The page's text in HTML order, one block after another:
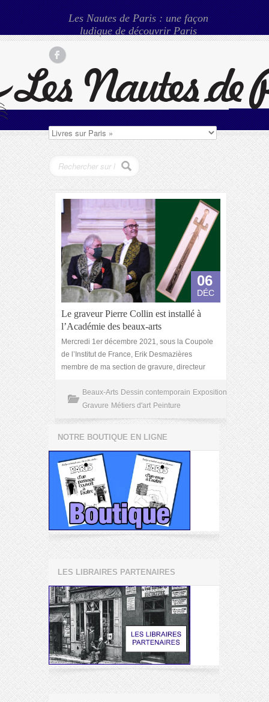
Les Nautes de Paris : une façon
ludique de découvrir Paris
06
DÉC
Le graveur Pierre Collin est installé à
l’Académie des beaux-arts
Mercredi 1er décembre 2021, sous la Coupole
de l’Institut de France, Erik Desmazières
membre de ma section de gravure, directeur
Beaux-Arts Dessin contemporain Exposition
Gravure Métiers d'art Peinture
NOTRE BOUTIQUE EN LIGNE
LES LIBRAIRES PARTENAIRES